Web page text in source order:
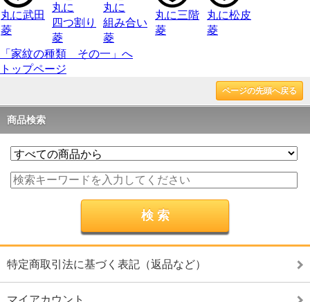
丸に武田
菱
丸に
四つ割り
菱
丸に
組み合い
菱
丸に三階
菱
丸に松皮
菱
「家紋の種類 その一」へ
トップページ
ページの先頭へ戻る
商品検索
特定商取引法に基づく表記（返品など）
マイアカウント